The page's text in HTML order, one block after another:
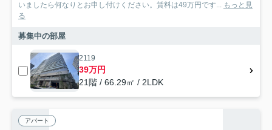
いましたら何なりとお申し付けください。賃料は49万円です... もっと見
る
募集中の部屋
2119
39万円
21階 / 66.29㎡ / 2LDK
アパート